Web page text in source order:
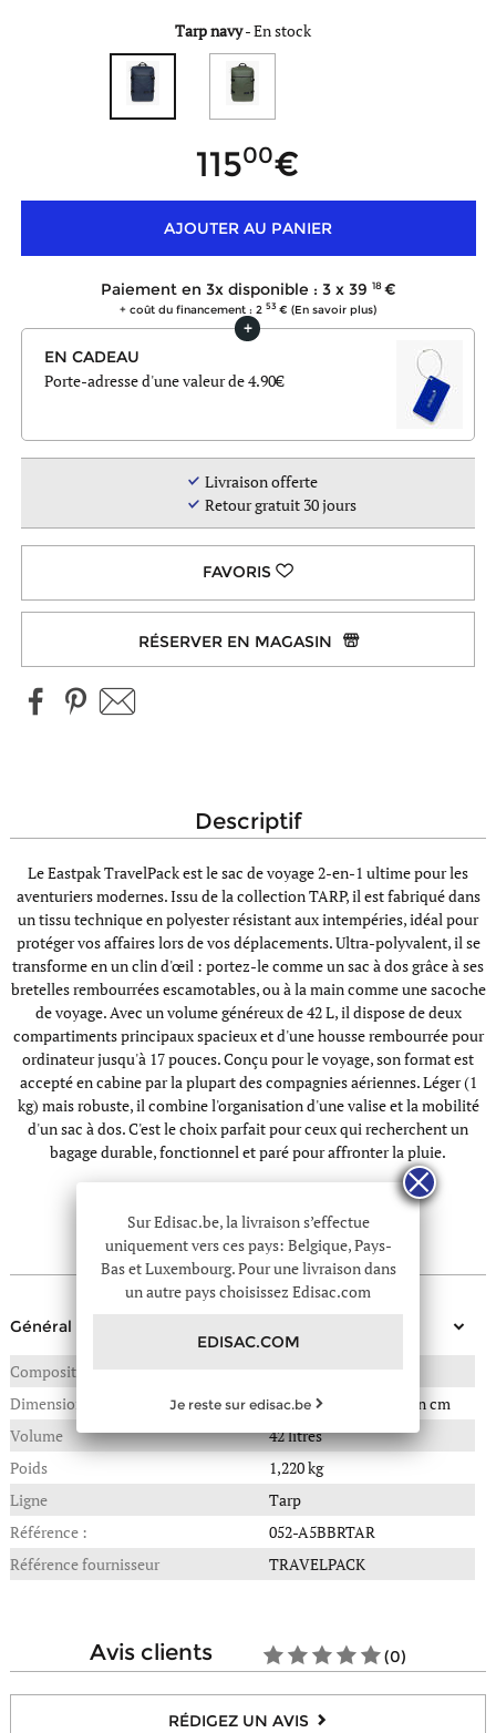
Tarp navy-En stock
11500
AJOUTER AU PANIER
Paiement en 3x disponible : 3 x 39 18
+ coût du financement : 2 53 (En savoir plus)
EN CADEAU
Porte-adresse d'une valeur de 4.90
Livraison offerte
Retour gratuit 30 jours
RÉSERVER EN MAGASIN
descriptif
Le Eastpak TravelPack est le sac de voyage 2-en-1 ultime pour les
aventuriers modernes. Issu de la collection TARP, il est fabriqué dans
un tissu technique en polyester résistant aux intempéries, idéal pour
protéger vos affaires lors de vos déplacements. Ultra-polyvalent, il se
transforme en un clin d'œil : portez-le comme un sac à dos grâce à ses
bretelles rembourrées escamotables, ou à la main comme une sacoche
de voyage. Avec un volume généreux de 42 L, il dispose de deux
compartiments principaux spacieux et d'une housse rembourrée pour
ordinateur jusqu'à 17 pouces. Conçu pour le voyage, son format est
accepté en cabine par la plupart des compagnies aériennes. Léger (1
kg) mais robuste, il combine l'organisation d'une valise et la mobilité
d'un sac à dos. C'est le choix parfait pour ceux qui recherchent un
bagage durable, fonctionnel et paré pour affronter la pluie.
détails techniques
Général
Composition
Dimensions
51(L) x 23(P) x 33(H) en cm
Volume
42 litres
Poids
1,220 kg
Ligne
Tarp
Référence :
052-A5BBRTAR
Référence fournisseur
TRAVELPACK
avis clients (0)
RÉDIGEZ UN AVIS
Sur Edisac.be, la livraison s’effectue
uniquement vers ces pays: Belgique, Pays-
Bas et Luxembourg. Pour une livraison dans
un autre pays choisissez Edisac.com
EDISAC.COM
Je reste sur edisac.be